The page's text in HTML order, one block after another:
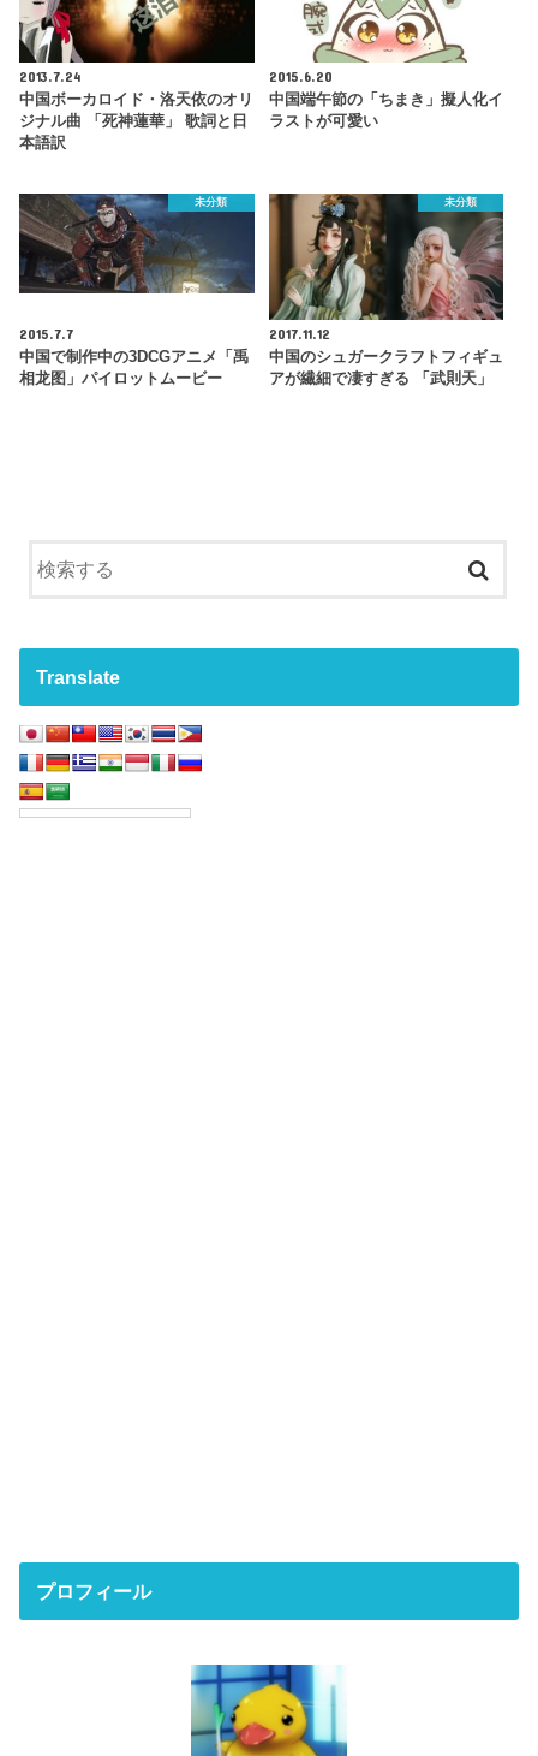
2013.7.24
中国ボーカロイド・洛天依のオリ
ジナル曲 「死神蓮華」 歌詞と日
本語訳
2015.6.20
中国端午節の「ちまき」擬人化イ
ラストが可愛い
未分類
2015.7.7
中国で制作中の3DCGアニメ「禹
相龙图」パイロットムービー
未分類
2017.11.12
中国のシュガークラフトフィギュ
アが繊細で凄すぎる 「武則天」
Translate
プロフィール